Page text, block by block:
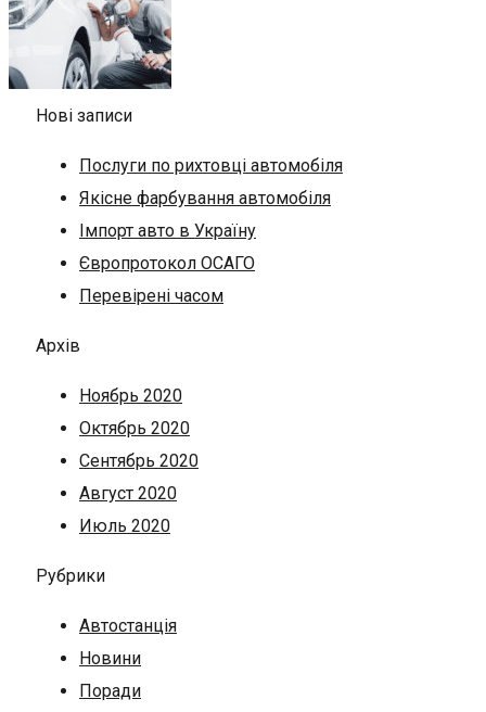
Нові записи
Послуги по рихтовці автомобіля
Якісне фарбування автомобіля
Імпорт авто в Україну
Європротокол ОСАГО
Перевірені часом
Архів
Ноябрь 2020
Октябрь 2020
Сентябрь 2020
Август 2020
Июль 2020
Рубрики
Автостанція
Новини
Поради